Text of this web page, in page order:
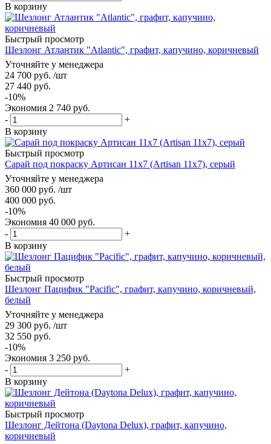
В корзину
Быстрый просмотр
Шезлонг Атлантик "Atlantic", графит, капучино, коричневый
Уточняйте у менеджера
24 700 руб. /шт
27 440 руб.
-10%
Экономия 2 740 руб.
-
+
В корзину
Быстрый просмотр
Сарай под покраску Артисан 11х7 (Artisan 11x7), серый
Уточняйте у менеджера
360 000 руб. /шт
400 000 руб.
-10%
Экономия 40 000 руб.
-
+
В корзину
Быстрый просмотр
Шезлонг Пацифик "Pacific", графит, капучино, коричневый,
белый
Уточняйте у менеджера
29 300 руб. /шт
32 550 руб.
-10%
Экономия 3 250 руб.
-
+
В корзину
Быстрый просмотр
Шезлонг Дейтона (Daytona Delux), графит, капучино,
коричневый